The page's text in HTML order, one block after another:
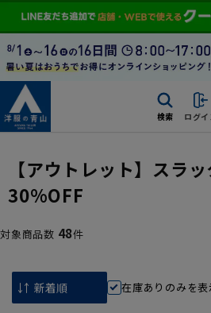
検索 ログ
【アウトレット】スラ
30%OFF
対象商品数 48件
在庫ありのみを表